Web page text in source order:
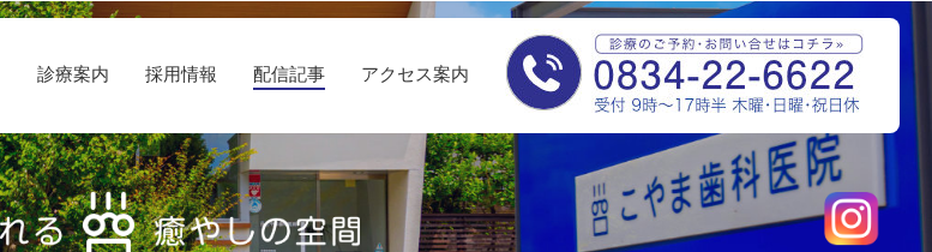
診療案内 採用情報 配信記事 アクセス案内